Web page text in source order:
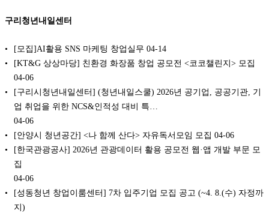
구리청년내일센터
[모집]AI활용 SNS 마케팅 창업실무 04-14
[KT&G 상상마당] 친환경 화장품 창업 공모전 <코코챌린지> 모집
04-06
[구리시청년내일센터] (청년내일스쿨) 2026년 공기업, 공공기관, 기
업 취업을 위한 NCS&인적성 대비 특…
04-06
[안양시 청년공간] <나 함께 산다> 자유독서모임 모집 04-06
[한국관광공사] 2026년 관광데이터 활용 공모전 웹·앱 개발 부문 모
집
04-06
[성동청년 창업이룸센터] 7차 입주기업 모집 공고 (~4. 8.(수) 자정까
지)